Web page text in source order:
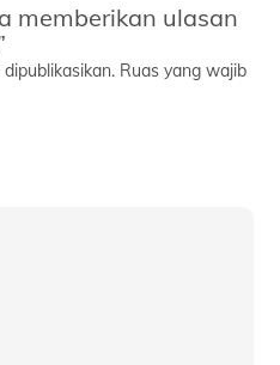
memberikan ulasan
Ruas yang wajib